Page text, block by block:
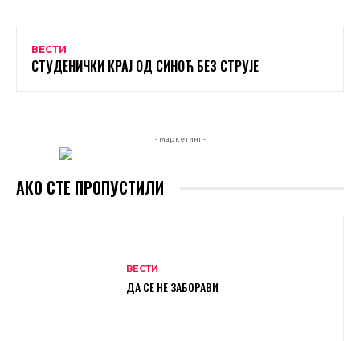
ВЕСТИ
СТУДЕНИЧКИ КРАЈ ОД СИНОЋ БЕЗ СТРУЈЕ
- маркетинг -
АКО СТЕ ПРОПУСТИЛИ
ВЕСТИ
ДА СЕ НЕ ЗАБОРАВИ